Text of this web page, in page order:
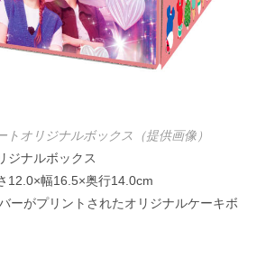
トオリジナルボックス（提供画像）
ジナルボックス
12.0×幅16.5×奥行14.0cm
ーがプリントされたオリジナルケーキボ